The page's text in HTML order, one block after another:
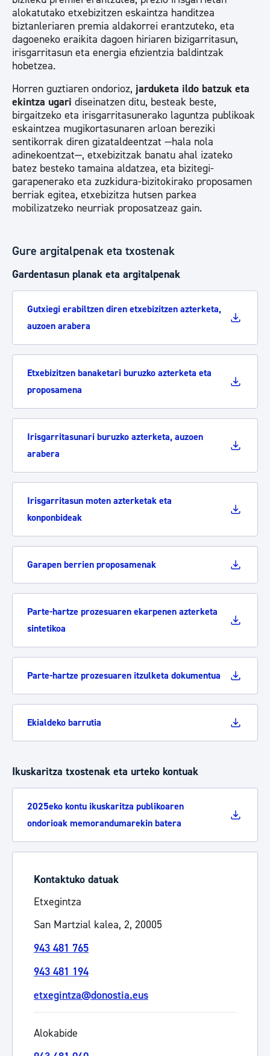
alokatutako etxebizitzen eskaintza handitzea
biztanleriaren premia aldakorrei erantzuteko, eta
dagoeneko eraikita dagoen hiriaren bizigarritasun,
irisgarritasun eta energia efizientzia baldintzak
hobetzea.
Horren guztiaren ondorioz, jarduketa ildo batzuk eta
ekintza ugari diseinatzen ditu, besteak beste,
birgaitzeko eta irisgarritasunerako laguntza publikoak
eskaintzea mugikortasunaren arloan bereziki
sentikorrak diren gizataldeentzat —hala nola
adinekoentzat—, etxebizitzak banatu ahal izateko
batez besteko tamaina aldatzea, eta bizitegi-
garapenerako eta zuzkidura-bizitokirako proposamen
berriak egitea, etxebizitza hutsen parkea
mobilizatzeko neurriak proposatzeaz gain.
Gure argitalpenak eta txostenak
Gardentasun planak eta argitalpenak
Gutxiegi erabiltzen diren etxebizitzen azterketa,
auzoen arabera
Etxebizitzen banaketari buruzko azterketa eta
proposamena
Irisgarritasunari buruzko azterketa, auzoen
arabera
Irisgarritasun moten azterketak eta
konponbideak
Garapen berrien proposamenak
Parte-hartze prozesuaren ekarpenen azterketa
sintetikoa
Parte-hartze prozesuaren itzulketa dokumentua
Ekialdeko barrutia
Ikuskaritza txostenak eta urteko kontuak
2025eko kontu ikuskaritza publikoaren
ondorioak memorandumarekin batera
Kontaktuko datuak
Etxegintza
San Martzial kalea, 2, 20005
943 481 765
943 481 194
etxegintza@donostia.eus
Alokabide